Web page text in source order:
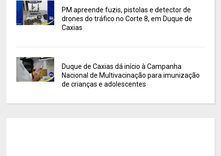
PM apreende fuzis, pistolas e detector de
drones do tráfico no Corte 8, em Duque de
Caxias
Duque de Caxias dá início à Campanha
Nacional de Multivacinação para imunização
de crianças e adolescentes